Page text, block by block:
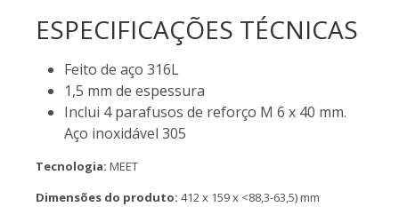
ESPECIFICAÇÕES TÉCNICAS
Feito de aço 316L
1,5 mm de espessura
Inclui 4 parafusos de reforço M 6 x 40 mm.
Aço inoxidável 305
Tecnologia: MEET
Dimensões do produto: 412 x 159 x <88,3-63,5) mm